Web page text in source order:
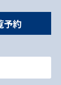
予約